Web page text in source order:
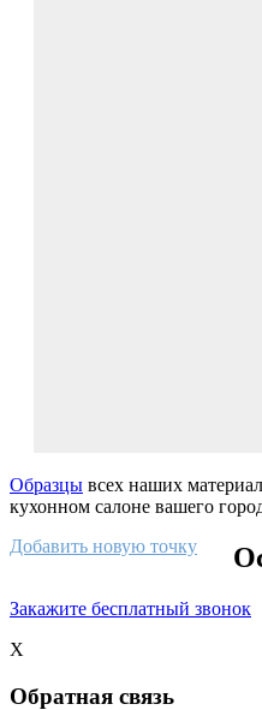
Образцы всех наших
кухонном салоне вашего
Добавить новую точку
Закажите бесплатный звонок
X
Обратная связь